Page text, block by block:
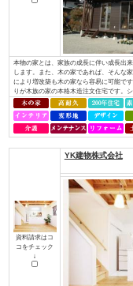
資料請求はコ
コをチェック
↓
・社長を含め、社員全
ちんと理解し、お客様
っております！それぞれ
ど、専門性を持っていな
イデ